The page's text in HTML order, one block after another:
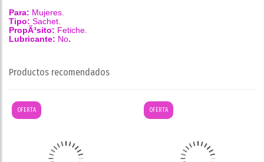
Para: Mujeres.
Tipo: Sachet.
PropÃ³sito: Fetiche.
Lubricante: No.
Productos recomendados
OFERTA OFERTA